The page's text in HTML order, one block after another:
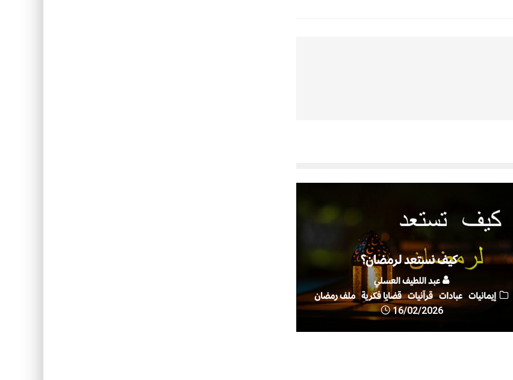
كيف نستعد لرمضان؟
عبد اللطيف العسلي
إيمانيات عبادات قرآنيات قضايا فكرية ملف رمضان
16/02/2026